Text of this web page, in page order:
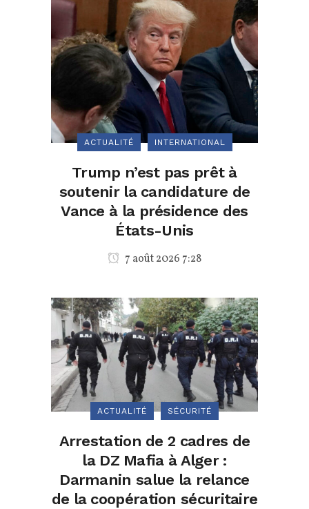
ACTUALITÉ INTERNATIONAL
Trump n’est pas prêt à
soutenir la candidature de
Vance à la présidence des
États-Unis
7 août 2026 7:28
ACTUALITÉ SÉCURITÉ
Arrestation de 2 cadres de
la DZ Mafia à Alger :
Darmanin salue la relance
de la coopération sécuritaire